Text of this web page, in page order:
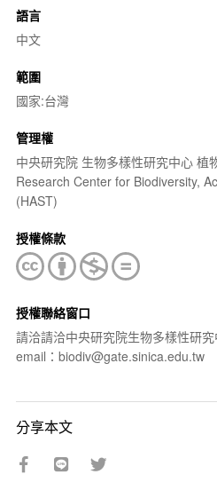
語言
中文
範圍
國家:台灣
管理權
中央研究院 生物多樣性研究中心 植
Research Center for Biodiversity,
(HAST)
授權條款
授權聯絡窗口
請洽請洽中央研究院生物多樣性研
email：biodiv@gate.sinica.edu.tw
分享本文